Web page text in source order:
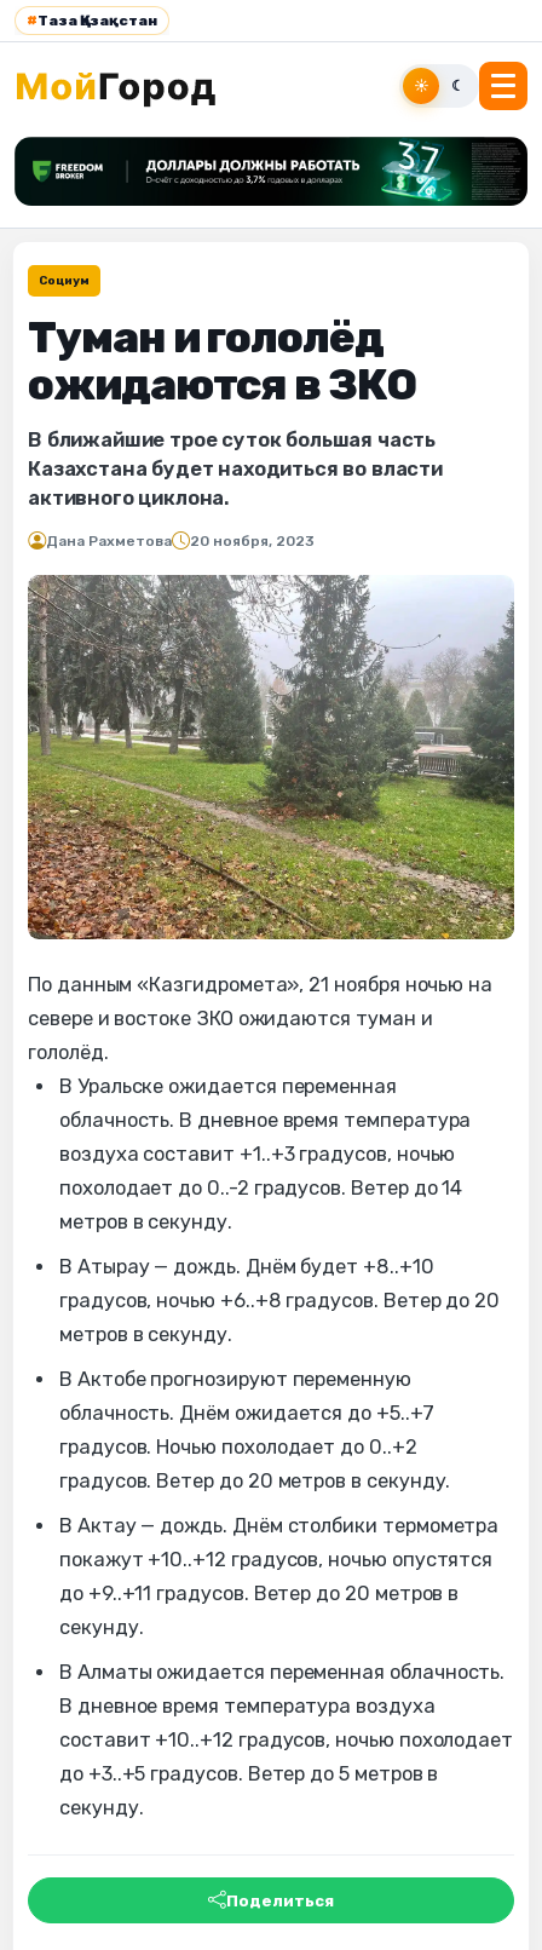
#Таза Қазақстан
☀ ☾
Социум
Туман и гололёд
ожидаются в ЗКО
В ближайшие трое суток большая часть
Казахстана будет находиться во власти
активного циклона.
Дана Рахметова 20 ноября, 2023
По данным «Казгидромета», 21 ноября ночью на
севере и востоке ЗКО ожидаются туман и
гололёд.
В Уральске ожидается переменная
облачность. В дневное время температура
воздуха составит +1..+3 градусов, ночью
похолодает до 0..-2 градусов. Ветер до 14
метров в секунду.
В Атырау — дождь. Днём будет +8..+10
градусов, ночью +6..+8 градусов. Ветер до 20
метров в секунду.
В Актобе прогнозируют переменную
облачность. Днём ожидается до +5..+7
градусов. Ночью похолодает до 0..+2
градусов. Ветер до 20 метров в секунду.
В Актау — дождь. Днём столбики термометра
покажут +10..+12 градусов, ночью опустятся
до +9..+11 градусов. Ветер до 20 метров в
секунду.
В Алматы ожидается переменная облачность.
В дневное время температура воздуха
составит +10..+12 градусов, ночью похолодает
до +3..+5 градусов. Ветер до 5 метров в
секунду.
Поделиться